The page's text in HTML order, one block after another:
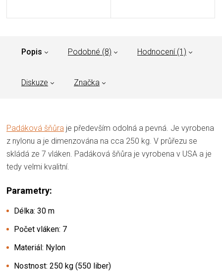
Popis Podobné (8) Hodnocení (1)
Diskuze Značka
Padáková šňůra je především odolná a pevná. Je vyrobena
z nylonu a je dimenzována na cca 250 kg. V průřezu se
skládá ze 7 vláken. Padáková šňůra je vyrobena v USA a je
tedy velmi kvalitní.
Parametry:
Délka: 30 m
Počet vláken: 7
Materiál: Nylon
Nostnost: 250 kg (550 liber)